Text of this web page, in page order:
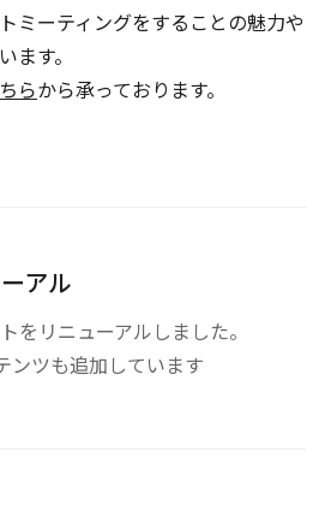
ミーティングをすることの魅力や
ます。
らから承っております。
アル
をリニューアルしました。
ツも追加しています